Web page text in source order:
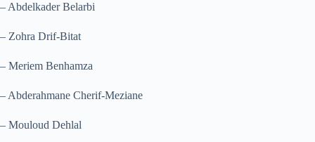
– Abdelkader Belarbi
– Zohra Drif-Bitat
– Meriem Benhamza
– Abderahmane Cherif-Meziane
– Mouloud Dehlal